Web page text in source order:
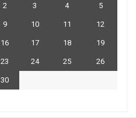
2 3 4 5
9 10 11 12
16 17 18 19
23 24 25 26
30